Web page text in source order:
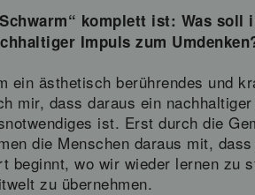
komplett ist: Was soll
Impuls zum
ein ästhetisch berührendes und
mir, dass daraus ein
ist. Erst durch die
die Menschen daraus mit,
beginnt, wo wir wieder lernen zu
zu übernehmen.